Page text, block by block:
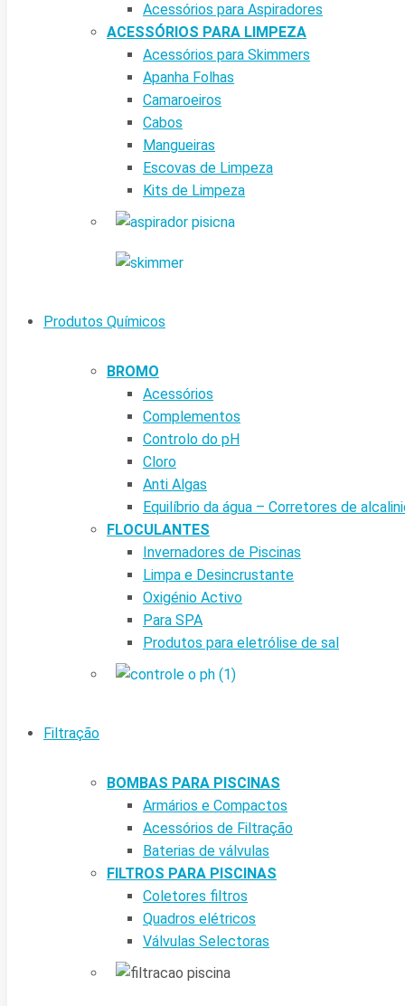
Acessórios para Aspiradores
ACESSÓRIOS PARA LIMPEZA
Acessórios para Skimmers
Apanha Folhas
Camaroeiros
Cabos
Mangueiras
Escovas de Limpeza
Kits de Limpeza
Produtos Químicos
BROMO
Acessórios
Complementos
Controlo do pH
Cloro
Anti Algas
Equilíbrio da água – Corretores de
FLOCULANTES
Invernadores de Piscinas
Limpa e Desincrustante
Oxigénio Activo
Para SPA
Produtos para eletrólise de sal
Filtração
BOMBAS PARA PISCINAS
Armários e Compactos
Acessórios de Filtração
Baterias de válvulas
FILTROS PARA PISCINAS
Coletores filtros
Quadros elétricos
Válvulas Selectoras